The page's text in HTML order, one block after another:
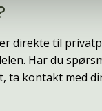
direkte til
Har du
ta kontakt med